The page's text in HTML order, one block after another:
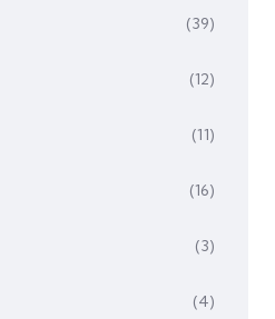
(39)
(12)
(11)
(16)
(3)
(4)